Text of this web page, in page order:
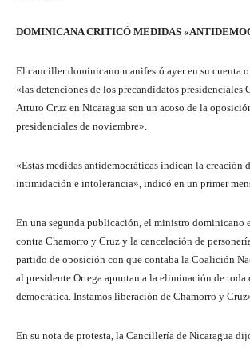
DOMINICANA CRITICÓ MEDIDAS
El canciller dominicano manifestó ayer en su cuenta
«las detenciones de los precandidatos presidenciales
Arturo Cruz en Nicaragua son un acoso de la
presidenciales de noviembre».
«Estas medidas antidemocráticas indican la creación
intimidación e intolerancia», indicó en un primer
En una segunda publicación, el ministro dominicano
contra Chamorro y Cruz y la cancelación de
partido de oposición con que contaba la Coalición
al presidente Ortega apuntan a la eliminación de
democrática. Instamos liberación de Chamorro y
En su nota de protesta, la Cancillería de Nicaragua